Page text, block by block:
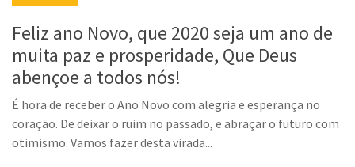
Feliz ano Novo, que 2020 seja um ano de
muita paz e prosperidade, Que Deus
abençoe a todos nós!
É hora de receber o Ano Novo com alegria e esperança no
coração. De deixar o ruim no passado, e abraçar o futuro com
otimismo. Vamos fazer desta virada...